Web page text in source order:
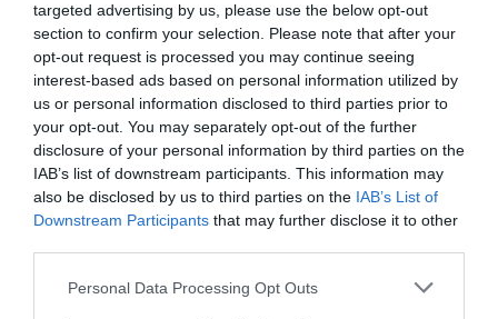
targeted advertising by us, please use the below opt-out
section to confirm your selection. Please note that after your
opt-out request is processed you may continue seeing
interest-based ads based on personal information utilized by
us or personal information disclosed to third parties prior to
your opt-out. You may separately opt-out of the further
disclosure of your personal information by third parties on the
IAB’s list of downstream participants. This information may
also be disclosed by us to third parties on the IAB’s List of
Downstream Participants that may further disclose it to other
Please note that this website/app uses one or more Google
Personal Data Processing Opt Outs